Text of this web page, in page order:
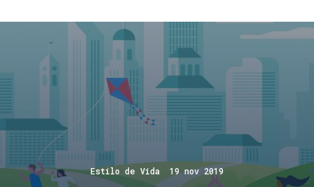
Estilo de Vida 19 nov 2019